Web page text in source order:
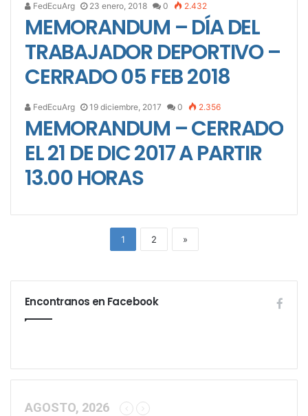
FedEcuArg 23 enero, 2018 0 2.432
MEMORANDUM – DÍA DEL
TRABAJADOR DEPORTIVO –
CERRADO 05 FEB 2018
FedEcuArg 19 diciembre, 2017 0 2.356
MEMORANDUM – CERRADO
EL 21 DE DIC 2017 A PARTIR
13.00 HORAS
1 2 »
Encontranos en Facebook
AGOSTO, 2026